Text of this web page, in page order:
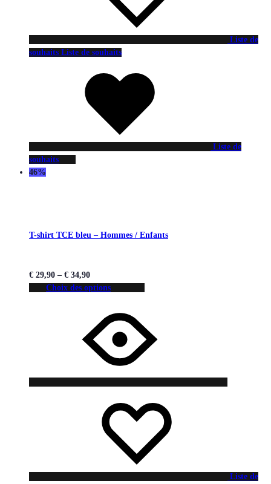
Liste de
souhaits Liste de souhaits
Liste de
souhaits
46%
T-shirt TCE bleu – Hommes / Enfants
€ 29,90 – € 34,90
Choix des options
Liste de